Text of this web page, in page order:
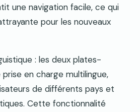
une navigation facile, ce qui
pour les nouveaux
: les deux plates-
en charge multilingue,
de différents pays et
Cette fonctionnalité